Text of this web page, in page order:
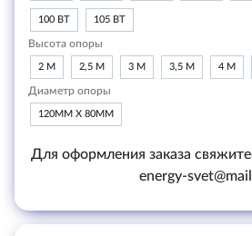
100 ВТ 105 ВТ
Высота опоры
2 М 2,5 М 3 М 3,5 М 4 М
Диаметр опоры
120ММ Х 80ММ
Для оформления заказа
energy-